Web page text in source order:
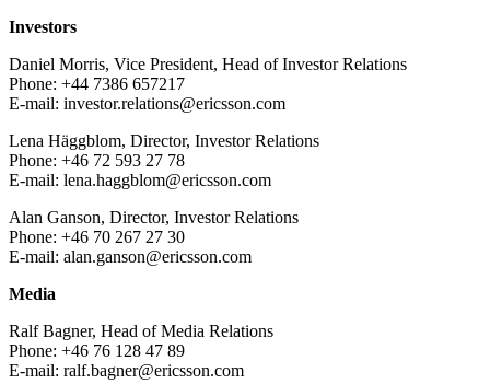
Investors
Daniel Morris, Vice President, Head of Investor Relations
Phone: +44 7386 657217
E-mail: investor.relations@ericsson.com
Lena Häggblom, Director, Investor Relations
Phone: +46 72 593 27 78
E-mail: lena.haggblom@ericsson.com
Alan Ganson, Director, Investor Relations
Phone: +46 70 267 27 30
E-mail: alan.ganson@ericsson.com
Media
Ralf Bagner, Head of Media Relations
Phone: +46 76 128 47 89
E-mail: ralf.bagner@ericsson.com